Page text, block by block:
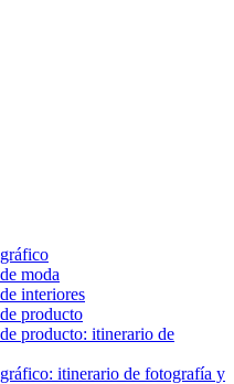
moda
interiores
producto
producto: itinerario de
itinerario de fotografía y